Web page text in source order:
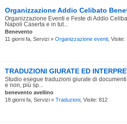
Organizzazione Addio Celibato
Organizzazione Eventi e Feste di Addio
Napoli Caserta e in tut...
Benevento
11 giorni fa, Servizi » Organizzazione eventi , Visite:
TRADUZIONI GIURATE ED
Studio esegue traduzioni giurate di
e non, più sp...
benevento avellino
18 giorni fa, Servizi » Traduzioni , Visite: 812